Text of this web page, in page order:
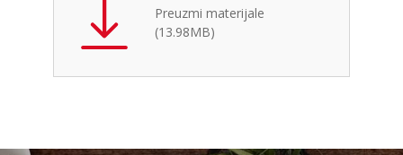
Preuzmi materijale
(13.98MB)